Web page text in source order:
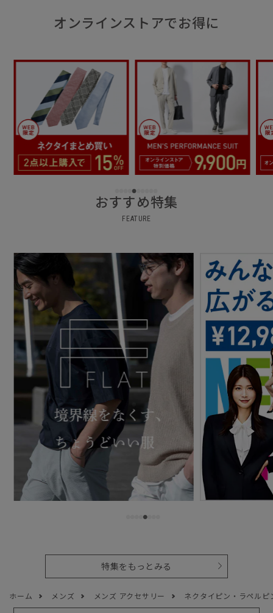
オンラインストアでお得に
おすすめ特集
FEATURE
特集をもっとみる
ホーム メンズ メンズ アクセサリー ネクタイピン・ラペルピ